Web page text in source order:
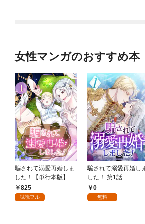
女性マンガのおすすめ本
騙されて溺愛再婚しま
した！【単行本版】 1
巻825
試読フル
騙されて溺愛再婚し
した！ 第1話
0
無料